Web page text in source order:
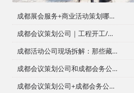
成都展会服务+商业活动策划哪家好？成都活动公司舞台布置演出一体化服务商
成都会议策划公司｜工程开工/奠基/封顶/竣工仪式全案执行，成都会务接待公司搞定政企工程类高严谨度庆典活动
成都活动公司现场拆解：那些藏在桁架与鲜花背后的“执行暗线”
成都会议策划公司和成都会务公司到底差在哪？成都活动公司老策划师的真话
成都会议策划公司+成都会务公司+成都会务服务公司：成都活动公司老策划师不愿公开的执行细节